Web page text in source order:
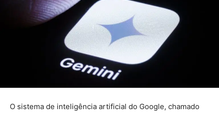
O sistema de inteligência artificial do Google, chamado